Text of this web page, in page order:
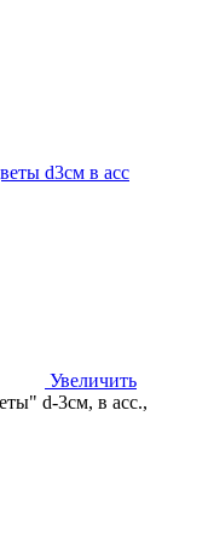
Увеличить
d-3см, в асс.,